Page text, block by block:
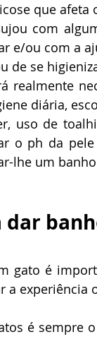
que afeta
com
e/ou com a
de se
realmente
diária,
uso de
o ph da
lhe um
dar
gato é
a experiência
é sempre